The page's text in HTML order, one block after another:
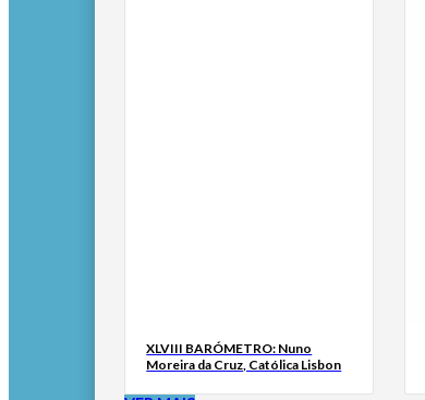
XLVIII BARÓMETRO: Nuno
Moreira da Cruz, Católica Lisbon